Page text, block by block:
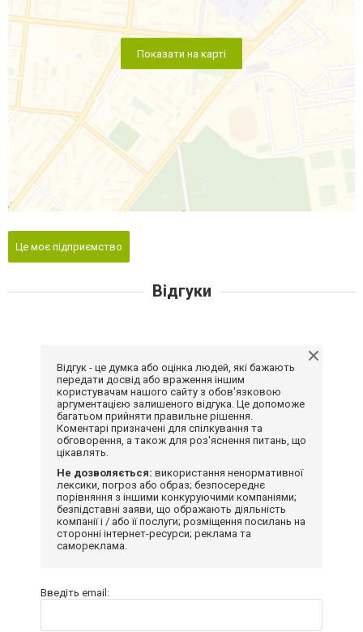
Показати на карті
Це моє підприємство
Відгуки
Відгук - це думка або оцінка людей, які бажають
передати досвід або враження іншим
користувачам нашого сайту з обов'язковою
аргументацією залишеного відгука. Це допоможе
багатьом прийняти правильне рішення.
Коментарі призначені для спілкування та
обговорення, а також для роз'яснення питань, що
цікавлять.
Не дозволяється: використання ненормативної
лексики, погроз або образ; безпосереднє
порівняння з іншими конкуруючими компаніями;
безпідставні заяви, що ображають діяльність
компанії і / або її послуги; розміщення посилань на
сторонні інтернет-ресурси; реклама та
самореклама.
Введіть email: